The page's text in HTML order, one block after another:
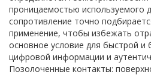
проницаемостью используемого
сопротивление точно
применение, чтобы избежать
основное условие для быстрой и
цифровой информации и
Позолоченные контакты: